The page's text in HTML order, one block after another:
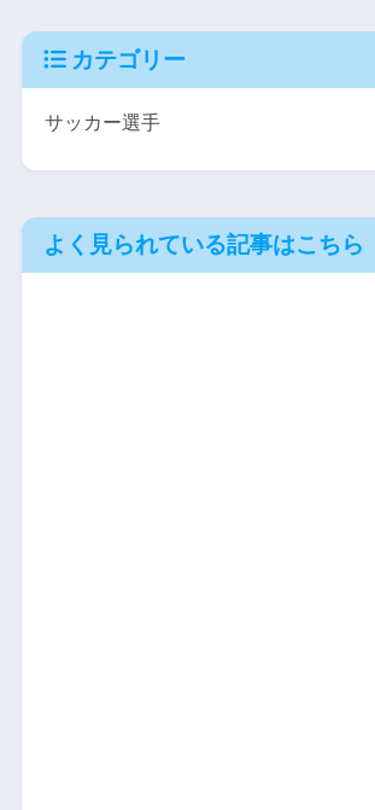
カテゴリー
よく見られている記事はこちら